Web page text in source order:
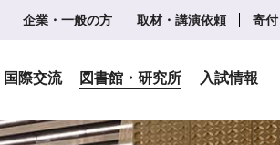
企業・一般の方 取材・講演依頼 寄付
際交流 図書館・研究所 入試情報